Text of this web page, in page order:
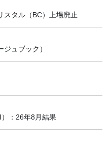
スタル（BC）上場廃止
ュブック）
：26年8月結果